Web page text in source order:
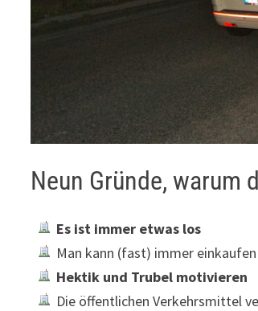
Neun Gründe, warum
Es ist immer etwas los
Man kann (fast) immer einkaufen
Hektik und Trubel motivieren
Die öffentlichen Verkehrsmittel